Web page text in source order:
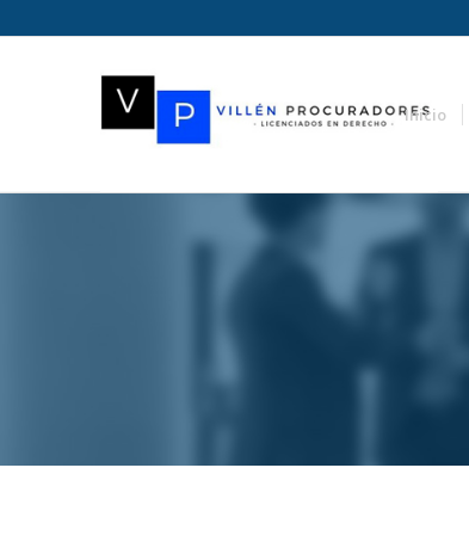
Inicio